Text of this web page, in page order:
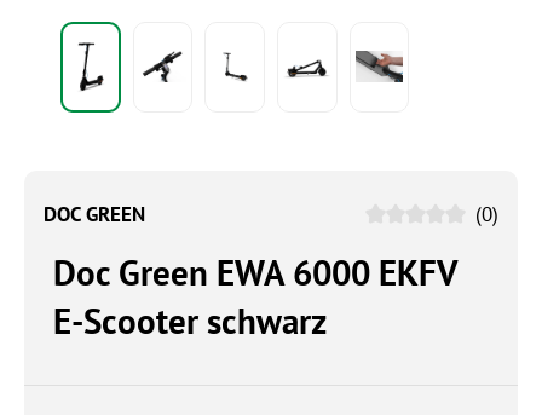
DOC GREEN (0)
Doc Green EWA 6000 EKFV
E-Scooter schwarz